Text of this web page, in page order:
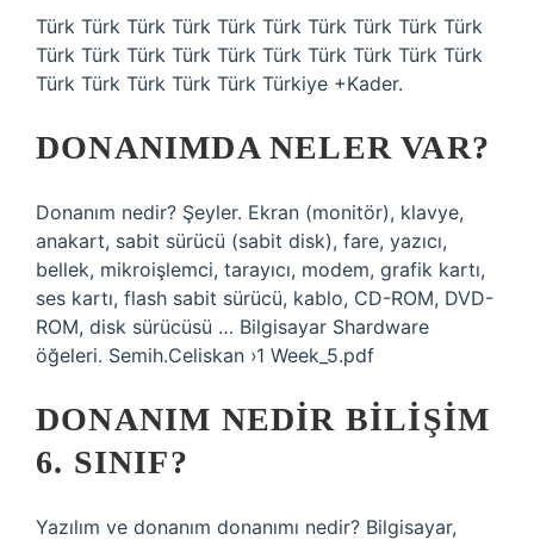
Türk Türk Türk Türk Türk Türk Türk Türk Türk Türk
Türk Türk Türk Türk Türk Türk Türk Türk Türk Türk
Türk Türk Türk Türk Türk Türkiye +Kader.
DONANIMDA NELER VAR?
Donanım nedir? Şeyler. Ekran (monitör), klavye,
anakart, sabit sürücü (sabit disk), fare, yazıcı,
bellek, mikroişlemci, tarayıcı, modem, grafik kartı,
ses kartı, flash sabit sürücü, kablo, CD-ROM, DVD-
ROM, disk sürücüsü … Bilgisayar Shardware
öğeleri. Semih.Celiskan ›1 Week_5.pdf
DONANIM NEDIR BILIŞIM
6. SINIF?
Yazılım ve donanım donanımı nedir? Bilgisayar,